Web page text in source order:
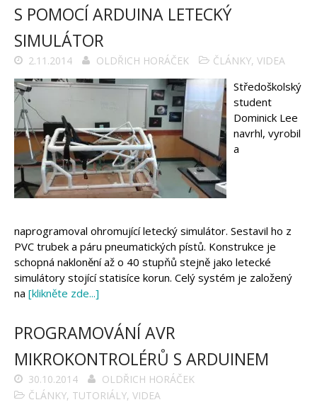
S POMOCÍ ARDUINA LETECKÝ
SIMULÁTOR
2.11.2014 OLDŘICH HORÁČEK ČLÁNKY, VIDEA
Středoškolský
student
Dominick Lee
navrhl, vyrobil
a
naprogramoval ohromující letecký simulátor. Sestavil ho z
PVC trubek a páru pneumatických pístů. Konstrukce je
schopná naklonění až o 40 stupňů stejně jako letecké
simulátory stojící statisíce korun. Celý systém je založený
na [klikněte zde...]
PROGRAMOVÁNÍ AVR
MIKROKONTROLÉRŮ S ARDUINEM
30.10.2014
OLDŘICH HORÁČEK
ČLÁNKY, TUTORIÁLY, VIDEA